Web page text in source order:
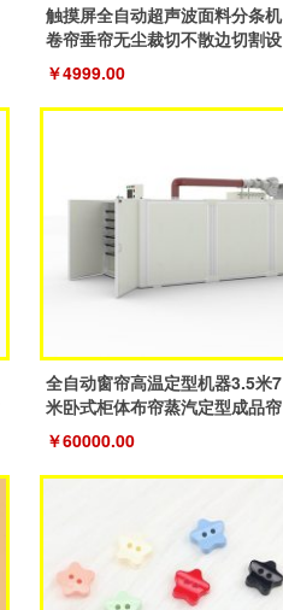
触摸屏全自动超声波面料分条机
卷帘垂帘无尘裁切不散边切割设
备
￥4999.00
全自动窗帘高温定型机器3.5米7
米卧式柜体布帘蒸汽定型成品帘
￥60000.00